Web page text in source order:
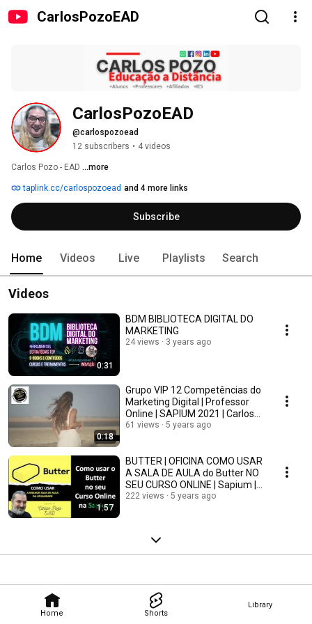
CarlosPozoEAD
Home Shorts
Library
CarlosPozoEAD
@carlospozoead
12 subscribers • 4 videos
Carlos Pozo - EAD ...more
taplink.cc/carlospozoead and 4 more links
Subscribe
Home Videos Live Playlists Search
Videos
0:31
BDM BIBLIOTECA DIGITAL DO
MARKETING
24 views 3 years ago
0:18
Grupo VIP 12 Competências do
Marketing Digital | Professor
Online | SAPIUM 2021 | Carlos
Pozo EAD
61 views 5 years ago
1:57
BUTTER | OFICINA COMO USAR
A SALA DE AULA do Butter NO
SEU CURSO ONLINE | Sapium |
Carlos Pozo - EAD
222 views 5 years ago